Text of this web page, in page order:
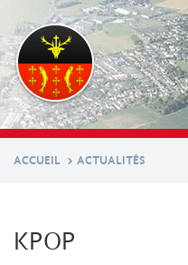
contenu
principal
ACCUEIL ACTUALITÉS
KPOP